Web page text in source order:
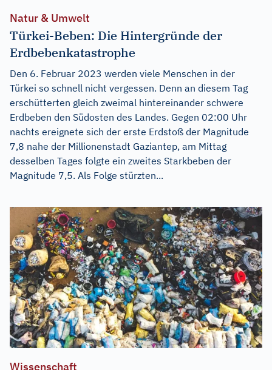
Natur & Umwelt
Türkei-Beben: Die Hintergründe der
Erdbebenkatastrophe
Den 6. Februar 2023 werden viele Menschen in der
Türkei so schnell nicht vergessen. Denn an diesem Tag
erschütterten gleich zweimal hintereinander schwere
Erdbeben den Südosten des Landes. Gegen 02:00 Uhr
nachts ereignete sich der erste Erdstoß der Magnitude
7,8 nahe der Millionenstadt Gaziantep, am Mittag
desselben Tages folgte ein zweites Starkbeben der
Magnitude 7,5. Als Folge stürzten...
Wissenschaft